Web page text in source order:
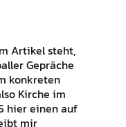
Artikel steht,
Gepräche
konkreten
Kirche im
hier einen auf
mir